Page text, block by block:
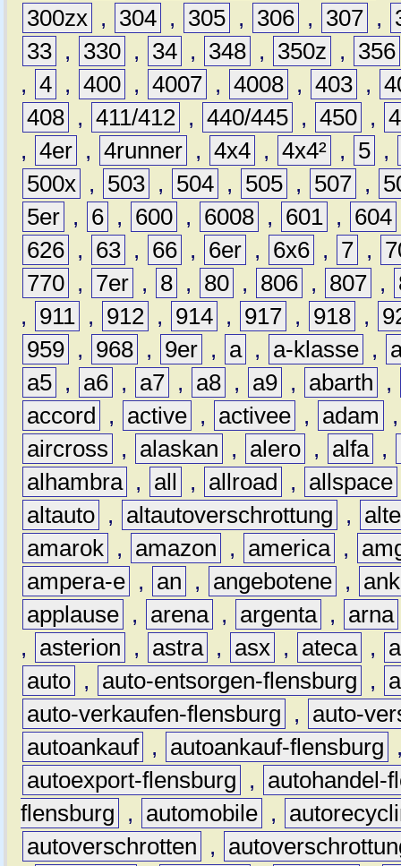
300zx , 304 , 305 , 306 , 307 ,
33 , 330 , 34 , 348 , 350z ,
356
, 4 , 400 , 4007 , 4008 , 403 ,
408 , 411/412 , 440/445 , 450 ,
, 4er , 4runner , 4x4 , 4x4² , 5 ,
500x , 503 , 504 , 505 , 507 ,
5er , 6 , 600 , 6008 , 601 , 604
626 , 63 , 66 , 6er , 6x6 , 7 ,
770 , 7er , 8 , 80 , 806 , 807 ,
,
911 , 912 , 914 , 917 , 918 ,
959 , 968 , 9er , a , a-klasse ,
a5 , a6 , a7 , a8 , a9 , abarth
,
accord
, active , activee , adam
aircross
, alaskan , alero , alfa ,
alhambra , all , allroad , allspace
altauto , altautoverschrottung ,
amarok , amazon , america ,
ampera-e , an , angebotene ,
applause , arena , argenta , arna
,
asterion , astra , asx , ateca ,
auto , auto-entsorgen-flensburg ,
auto-verkaufen-flensburg
,
auto-
autoankauf , autoankauf-flensburg
autoexport-flensburg
,
autohandel-
flensburg
, automobile ,
autoverschrotten
,